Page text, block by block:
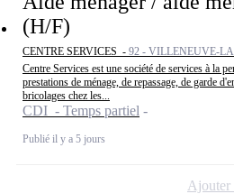
(H/F)
CENTRE SERVICES - 92 - VILLENEUVE-
Centre Services est une société de services à la
prestations de ménage, de repassage, de garde
bricolages chez les...
CDI - Temps partiel
Publié il y a 5 jours
Ajouter